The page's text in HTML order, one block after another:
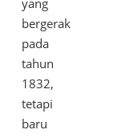
bergerak
pada
tahun
1832,
tetapi
baru
aliran untuk
lumpur, bubur,
dan padatan.